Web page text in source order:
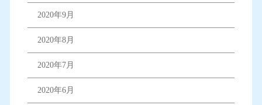
2020年9月
2020年8月
2020年7月
2020年6月